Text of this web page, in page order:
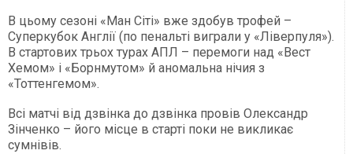
В цьому сезоні «Ман Сіті» вже здобув трофей –
Суперкубок Англії (по пенальті виграли у «Ліверпуля»).
В стартових трьох турах АПЛ – перемоги над «Вест
Хемом» і «Борнмутом» й аномальна нічия з
«Тоттенгемом».
Всі матчі від дзвінка до дзвінка провів Олександр
Зінченко – його місце в старті поки не викликає
сумнівів.